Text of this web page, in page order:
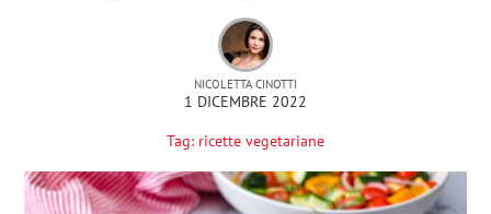
NICOLETTA CINOTTI
1 DICEMBRE 2022
Tag: ricette vegetariane